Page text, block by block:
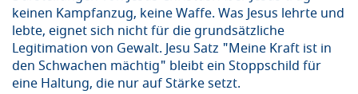
keinen Kampfanzug, keine Waffe. Was Jesus lehrte und
lebte, eignet sich nicht für die grundsätzliche
Legitimation von Gewalt. Jesu Satz "Meine Kraft ist in
den Schwachen mächtig" bleibt ein Stoppschild für
eine Haltung, die nur auf Stärke setzt.